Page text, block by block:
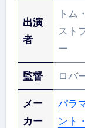
出演
者
ト
スト
ー
監督 ロバ
メー
カー
パラ
ント